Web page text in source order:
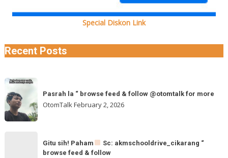
Special Diskon Link
Recent Posts
Pasrah
la
browse
Pasrah la “ browse feed & follow @otomtalk for more
OtomTalkFebruary 2, 2026
Gitu sih! Paham
Sc: akmschooldrive_cikarang “
browse feed & follow